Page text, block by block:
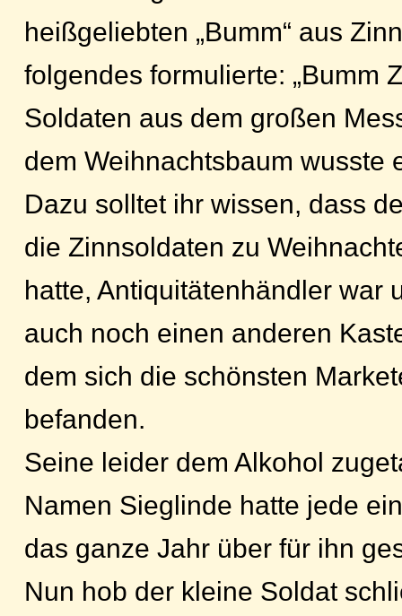
heißgeliebten „Bumm“ aus
folgendes formulierte: „Bumm
Soldaten aus dem großen
dem Weihnachtsbaum wusste
Dazu solltet ihr wissen, dass
die Zinnsoldaten zu
hatte, Antiquitätenhändler war
auch noch einen anderen
dem sich die schönsten
befanden.
Seine leider dem Alkohol
Namen Sieglinde hatte jede
das ganze Jahr über für ihn
Nun hob der kleine Soldat